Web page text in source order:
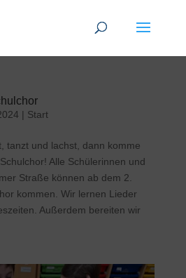
| Start
tanzt und lachst, dann komme
Alle Schülerinnen und
Straße können ab dem 2.
kommen. Wir lernen Lieder
Außerdem bereiten wir